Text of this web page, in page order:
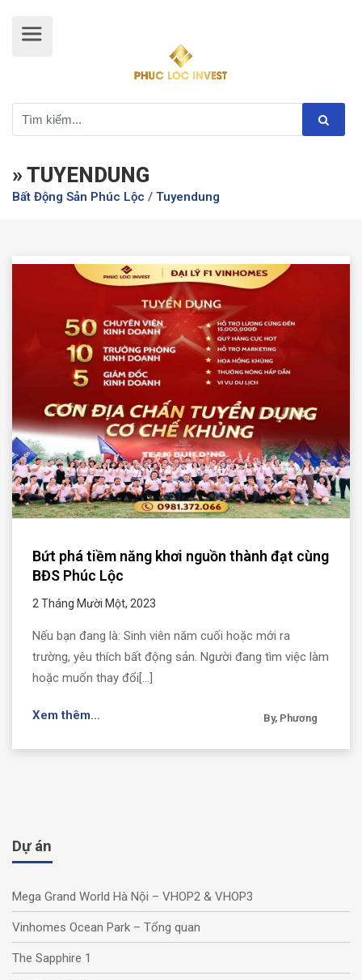
» TUYENDUNG
Bất Động Sản Phúc Lộc / Tuyendung
Bứt phá tiềm năng khơi nguồn thành đạt cùng
BĐS Phúc Lộc
2 Tháng Mười Một, 2023
Nếu bạn đang là: Sinh viên năm cuối hoặc mới ra
trường, yêu thích bất động sản. Người đang tìm việc làm
hoặc muốn thay đổi[...]
Xem thêm... By, Phương
Dự án
Mega Grand World Hà Nội – VHOP2 & VHOP3
Vinhomes Ocean Park – Tổng quan
The Sapphire 1